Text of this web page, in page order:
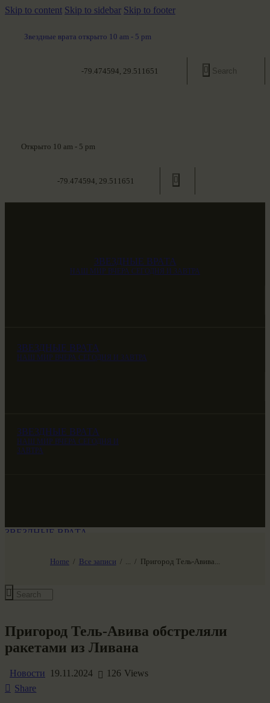
Skip to content Skip to sidebar Skip to footer
Звездные врата открыто 10 am - 5 pm
-79.474594, 29.511651
Открыто 10 am - 5 pm
-79.474594, 29.511651
ЗВЕЗДНЫЕ ВРАТА
НАШ МИР ВЧЕРА СЕГОДНЯ И ЗАВТРА
ЗВЕЗДНЫЕ ВРАТА
НАШ МИР ВЧЕРА СЕГОДНЯ И ЗАВТРА
ЗВЕЗДНЫЕ ВРАТА
НАШ МИР ВЧЕРА СЕГОДНЯ И
ЗАВТРА
Home Все записи Пригород Тель-Авива...
ЗВЕЗДНЫЕ ВРАТА
Пригород Тель-Авива обстреляли
ракетами из Ливана
Новости 19.11.2024 126 Views
Share